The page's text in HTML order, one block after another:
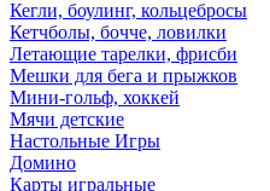
Кегли, боулинг, кольцебросы
Кетчболы, бочче, ловилки
Летающие тарелки, фрисби
Мешки для бега и прыжков
Мини-гольф, хоккей
Мячи детские
Настольные Игры
Домино
Карты игральные